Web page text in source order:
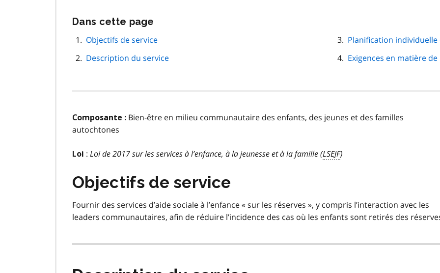
Dans cette page
page
Objectifs de service
Description du service
Planification
Exigences en matière
Composante : Bien-être en milieu communautaire des enfants, des jeunes et des familles
autochtones
Loi : Loi de 2017 sur les services à l’enfance, à la jeunesse et à la famille (LSEJF)
Objectifs de service
Fournir des services d’aide sociale à l’enfance « sur les réserves », y compris l’interaction avec les
leaders communautaires, afin de réduire l’incidence des cas où les enfants sont retirés des